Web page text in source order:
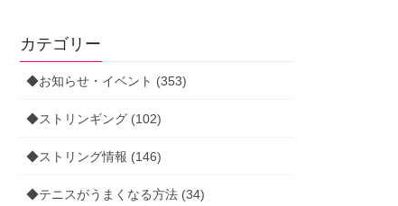
カテゴリー
◆お知らせ・イベント (353)
◆ストリンギング (102)
◆ストリング情報 (146)
◆テニスがうまくなる方法 (34)